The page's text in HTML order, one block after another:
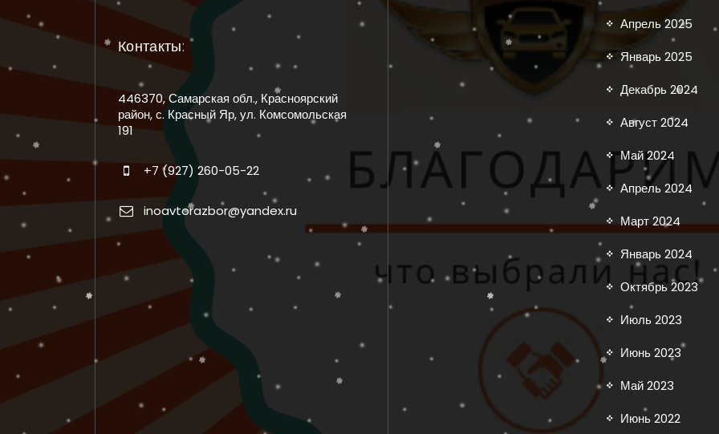
Контакты:
446370, Самарская обл., Красноярский
район, с. Красный Яр, ул. Комсомольская
191
+7 (927) 260-05-22
inoavtorazbor@yandex.ru
Апрель 2025
Январь 2025
Декабрь 2024
Август 2024
Май 2024
Апрель 2024
Март 2024
Январь 2024
Октябрь 2023
Июль 2023
Июнь 2023
Май 2023
Июнь 2022